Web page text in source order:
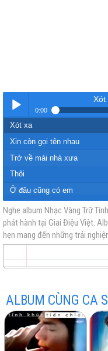
Nhạc
vàng
trữ
Xót
0:00
Xót xa
Xin còn gọi tên nhau
Trở về mái nhà xưa
Thôi
Ở đâu cũng có em
Niệm khúc cuối
Người đi qua đời tôi
Ngày đó chúng mình
Hạ trắng
Cô hàng nước
Nghe album Nhạc Vàng Trữ
phát hành tại Giai Điệu Việt.
hẹn mang đến những trải
ALBUM CÙNG CA